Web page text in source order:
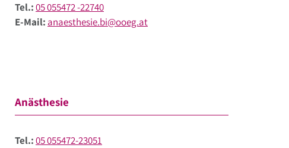
Tel.:05 055472 -22740
E-Mail: anaesthesie.bi@ooeg.at
Anästhesie
Tel.:05 055472-23051